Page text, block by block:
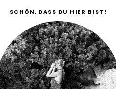
SCHÖN, DASS DU HIER BIST!